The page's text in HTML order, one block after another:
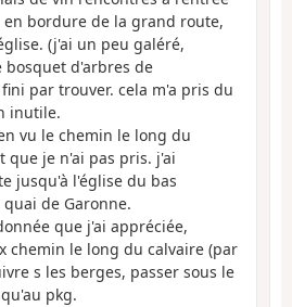
bordure de la grand route,
(j'ai un peu galéré,
bosquet d'arbres de
par trouver. cela m'a pris du
inutile.
vu le chemin le long du
que je n'ai pas pris. j'ai
jusqu'à l'église du bas
de Garonne.
que j'ai appréciée,
chemin le long du calvaire (par
s les berges, passer sous le
pkg.